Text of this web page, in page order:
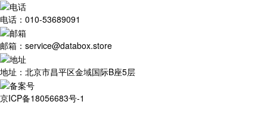
电话：010-53689091
邮箱：service@databox.store
地址：北京市昌平区金域国际B座5层
京ICP备18056683号-1